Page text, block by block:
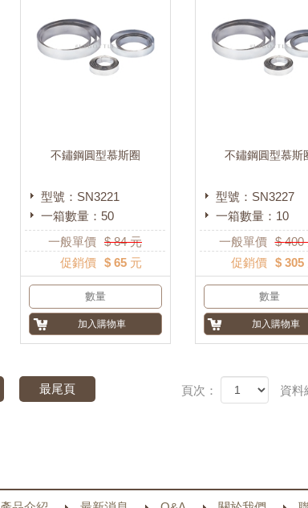
不鏽鋼圓型慕斯圈
型號：SN3221
一箱數量：50
一般單價 $84元
促銷價 $ 65 元
不鏽鋼圓型慕斯
型號：SN3227
一箱數量：10
一般單價 $400
促銷價
$ 305
最尾頁 頁次： 資料